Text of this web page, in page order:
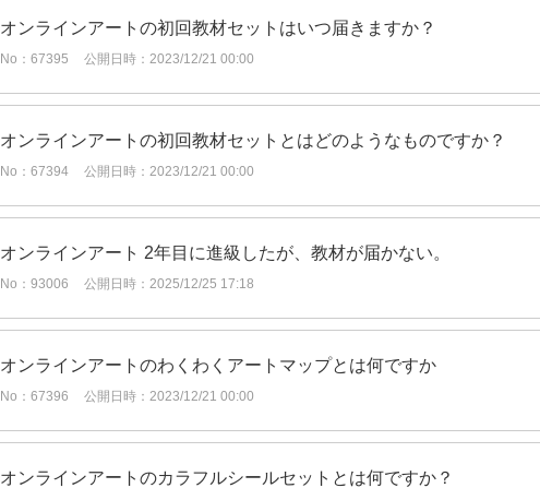
オンラインアートの初回教材セットはいつ届きますか？
No：67395 公開日時：2023/12/21 00:00
オンラインアートの初回教材セットとはどのようなものですか？
No：67394 公開日時：2023/12/21 00:00
オンラインアート 2年目に進級したが、教材が届かない。
No：93006 公開日時：2025/12/25 17:18
オンラインアートのわくわくアートマップとは何ですか
No：67396 公開日時：2023/12/21 00:00
オンラインアートのカラフルシールセットとは何ですか？